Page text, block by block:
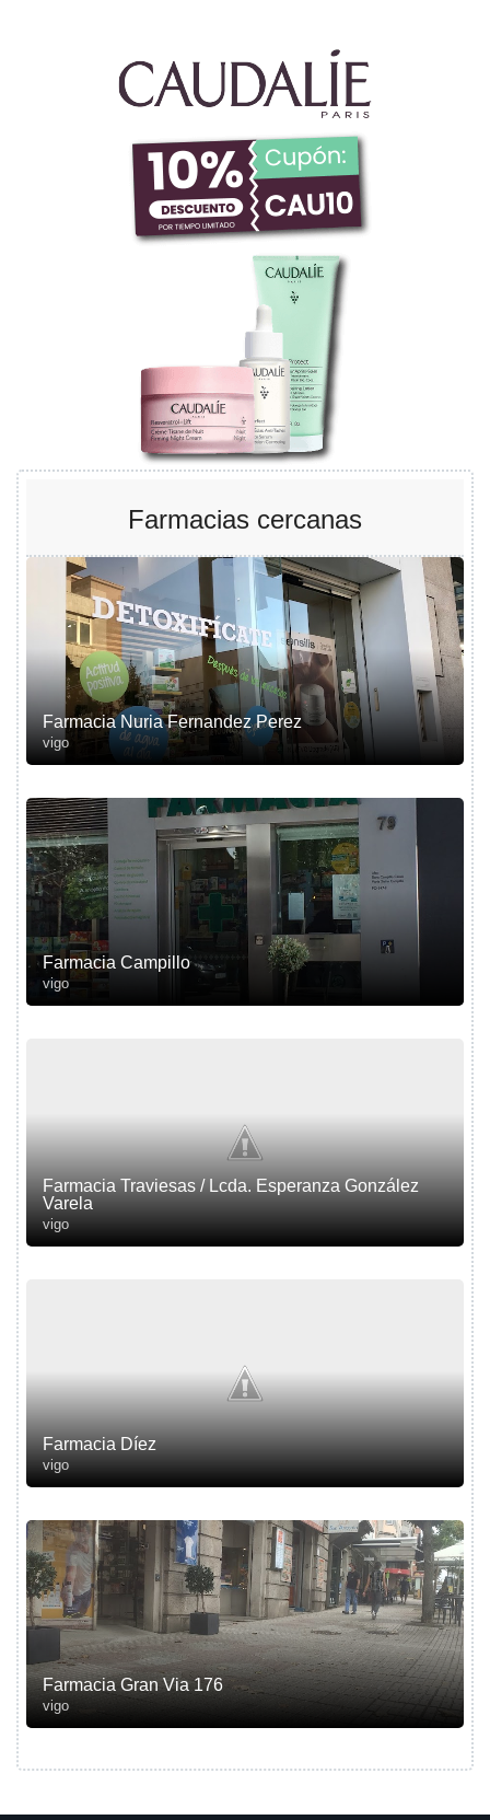
Farmacias cercanas
Farmacia Nuria Fernandez Perez
vigo
Farmacia Campillo
vigo
Farmacia Traviesas / Lcda. Esperanza González
Varela
vigo
Farmacia Díez
vigo
Farmacia Gran Via 176
vigo